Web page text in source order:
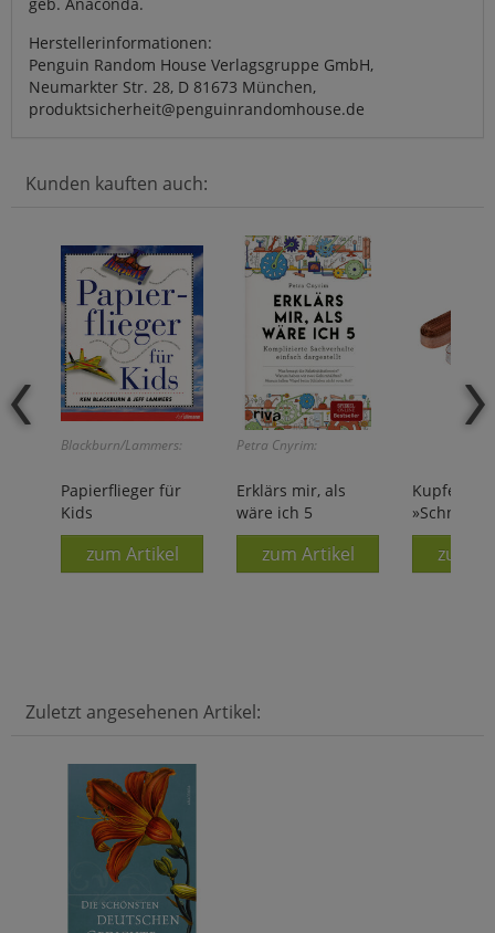
Herstellerinformationen:
Penguin Random House Verlagsgruppe GmbH,
Neumarkter Str. 28, D 81673 München,
produktsicherheit@penguinrandomhouse.de
Kunden kauften auch:
Blackburn/Lammers:
Papierflieger für
Kids
zum Artikel
Petra Cnyrim:
Erklärs mir, als
wäre ich 5
zum Artikel zum
Zuletzt angesehenen Artikel: